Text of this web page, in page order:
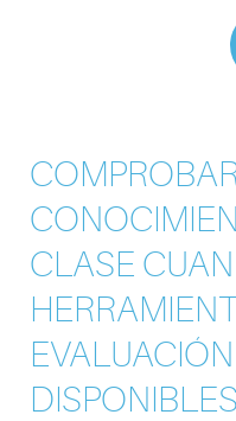
CLASE
DISPONIBLES